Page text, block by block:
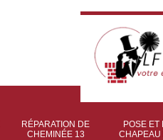
RÉPARATION DE
CHEMINÉE 13
POSE ET
CHAPEAU